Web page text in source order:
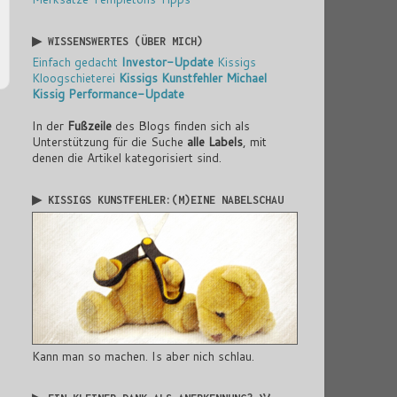
▶ WISSENSWERTES (ÜBER MICH)
Einfach gedacht Investor-Update Kissigs
Kloogschieterei Kissigs Kunstfehler Michael
Kissig Performance-Update
In der Fußzeile des Blogs finden sich als
Unterstützung für die Suche alle Labels , mit
denen die Artikel kategorisiert sind.
▶ KISSIGS KUNSTFEHLER:(M)EINE NABELSCHAU
Kann man so machen. Is aber nich schlau.